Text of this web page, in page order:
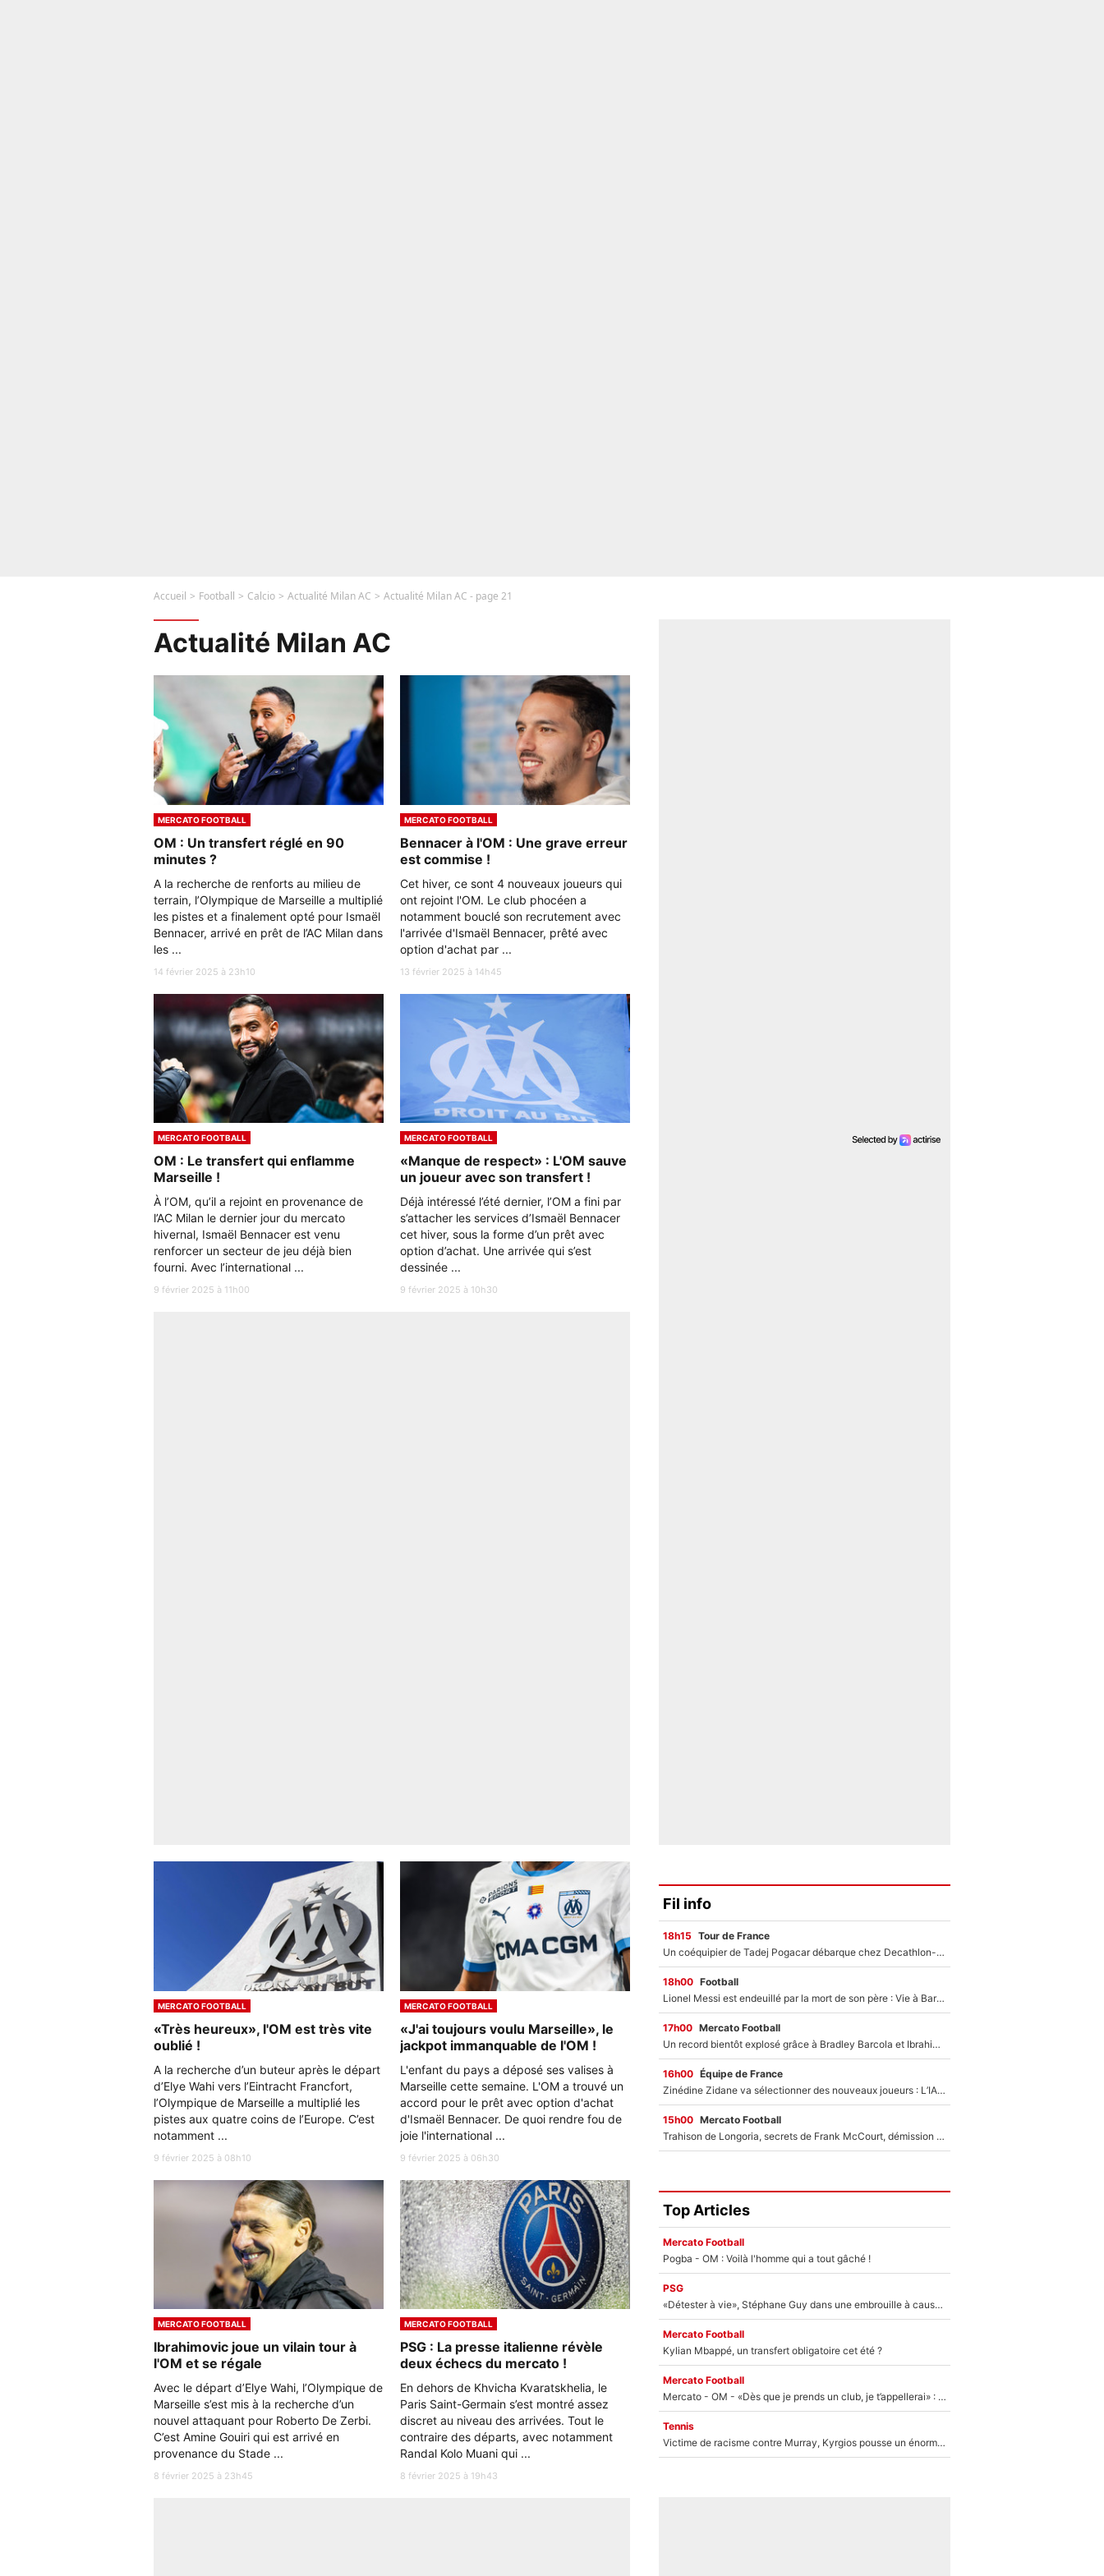
Accueil Football Calcio Actualité Milan AC Actualité Milan AC - page 21
Actualité Milan AC
MERCATO FOOTBALL
OM : Un transfert réglé en 90
minutes ?
A la recherche de renforts au milieu de
terrain, l’Olympique de Marseille a multiplié
les pistes et a finalement opté pour Ismaël
Bennacer, arrivé en prêt de l’AC Milan dans
les ...
14 février 2025 à 23h10
MERCATO FOOTBALL
Bennacer à l'OM : Une grave erreur
est commise !
Cet hiver, ce sont 4 nouveaux joueurs qui
ont rejoint l'OM. Le club phocéen a
notamment bouclé son recrutement avec
l'arrivée d'Ismaël Bennacer, prêté avec
option d'achat par ...
13 février 2025 à 14h45
MERCATO FOOTBALL
OM : Le transfert qui enflamme
Marseille !
À l’OM, qu’il a rejoint en provenance de
l’AC Milan le dernier jour du mercato
hivernal, Ismaël Bennacer est venu
renforcer un secteur de jeu déjà bien
fourni. Avec l’international ...
9 février 2025 à 11h00
MERCATO FOOTBALL
«Manque de respect» : L'OM sauve
un joueur avec son transfert !
Déjà intéressé l’été dernier, l’OM a fini par
s’attacher les services d’Ismaël Bennacer
cet hiver, sous la forme d’un prêt avec
option d’achat. Une arrivée qui s’est
dessinée ...
9 février 2025 à 10h30
MERCATO FOOTBALL
«Très heureux», l'OM est très vite
oublié !
A la recherche d’un buteur après le départ
d’Elye Wahi vers l’Eintracht Francfort,
l’Olympique de Marseille a multiplié les
pistes aux quatre coins de l’Europe. C’est
notamment ...
9 février 2025 à 08h10
MERCATO FOOTBALL
«J'ai toujours voulu Marseille», le
jackpot immanquable de l'OM !
L'enfant du pays a déposé ses valises à
Marseille cette semaine. L'OM a trouvé un
accord pour le prêt avec option d'achat
d'Ismaël Bennacer. De quoi rendre fou de
joie l'international ...
9 février 2025 à 06h30
MERCATO FOOTBALL
Ibrahimovic joue un vilain tour à
l'OM et se régale
Avec le départ d’Elye Wahi, l’Olympique de
Marseille s’est mis à la recherche d’un
nouvel attaquant pour Roberto De Zerbi.
C’est Amine Gouiri qui est arrivé en
provenance du Stade ...
8 février 2025 à 23h45
MERCATO FOOTBALL
PSG : La presse italienne révèle
deux échecs du mercato !
En dehors de Khvicha Kvaratskhelia, le
Paris Saint-Germain s’est montré assez
discret au niveau des arrivées. Tout le
contraire des départs, avec notamment
Randal Kolo Muani qui ...
8 février 2025 à 19h43
Fil info
18h15 Tour de France
Un coéquipier de Tadej Pogacar débarque chez Decathlon-CMA CGM pour épauler Paul Seixas : «Mes meilleures années sont à venir»
18h00 Football
Lionel Messi est endeuillé par la mort de son père : Vie à Barcelone, transfert au PSG... voilà comment Jorge Messi a joué un rôle essentiel dans sa carrière !
17h00 Mercato Football
Un record bientôt explosé grâce à Bradley Barcola et Ibrahim Mbaye : Le PSG sur le point de réaliser un mercato historique ?
16h00 Équipe de France
Zinédine Zidane va sélectionner des nouveaux joueurs : L’IA dévoile les 5 cracks qui pourraient rapidement le rejoindre en équipe de France !
15h00 Mercato Football
Trahison de Longoria, secrets de Frank McCourt, démission de Roberto De Zerbi : Medhi Benatia se lâche sur son départ de l'OM et fait d'importantes révélations
Top Articles
Mercato Football
Pogba - OM : Voilà l'homme qui a tout gâché !
PSG
«Détester à vie», Stéphane Guy dans une embrouille à cause du PSG !
Mercato Football
Kylian Mbappé, un transfert obligatoire cet été ?
Mercato Football
Mercato - OM - «Dès que je prends un club, je t’appellerai» : La promesse de Marcelino au moment de claquer la porte
Tennis
Victime de racisme contre Murray, Kyrgios pousse un énorme coup de gueule !